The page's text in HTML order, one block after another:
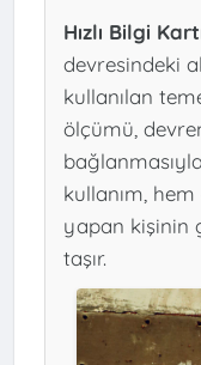
Hızlı Bilgi
devresindeki
kullanılan
ölçümü,
kullanım,
yapan kişinin
taşır.